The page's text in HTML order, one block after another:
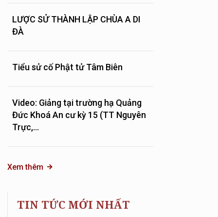
LƯỢC SỬ THÀNH LẬP CHÙA A DI
ĐÀ
Tiểu sử cố Phật tử Tâm Biên
Video: Giảng tại trường hạ Quảng
Đức Khoá An cư kỳ 15 (TT Nguyên
Trực,...
Xem thêm
TIN TỨC MỚI NHẤT